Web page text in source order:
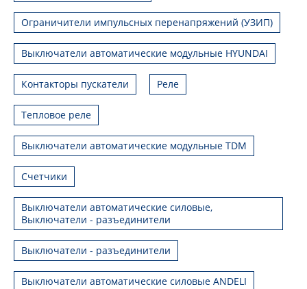
Ограничители импульсных перенапряжений (УЗИП)
Выключатели автоматические модульные HYUNDAI
Контакторы пускатели Реле
Тепловое реле
Выключатели автоматические модульные TDM
Счетчики
Выключатели автоматические силовые,
Выключатели - разъединители
Выключатели - разъединители
Выключатели автоматические силовые ANDELI